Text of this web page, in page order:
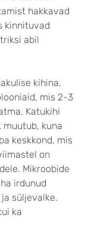
hakkavad
kinnituvad
abil
kihina,
mis 2-3
Katukihi
kuna
keskkond, mis
on
Mikroobide
irdunud
süljevalke.
ka